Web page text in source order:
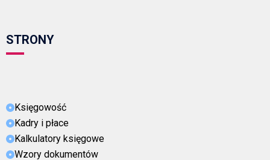
STRONY
Księgowość
Kadry i płace
Kalkulatory księgowe
Wzory dokumentów